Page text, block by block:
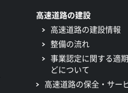
高速道路の建設
高速道路の建設情報
整備の流れ
事業認定に関する適
どについて
高速道路の保全・サー